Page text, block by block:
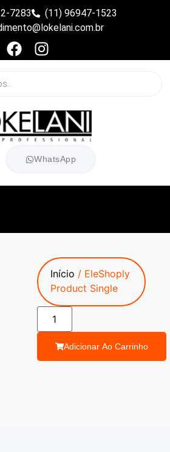
7283
(11) 96947-1523
WhatsApp
Início / EleShoply
Product Single
Adicionar Ao Carrinho